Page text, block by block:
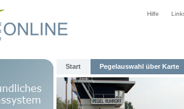
Hilfe
Start Pegelauswahl über Karte